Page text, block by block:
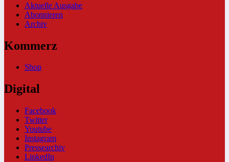
Aktuelle Ausgabe
Abonnieren
Archiv
Kommerz
Shop
Digital
Facebook
Twitter
Youtube
Instagram
Pressearchiv
LinkedIn